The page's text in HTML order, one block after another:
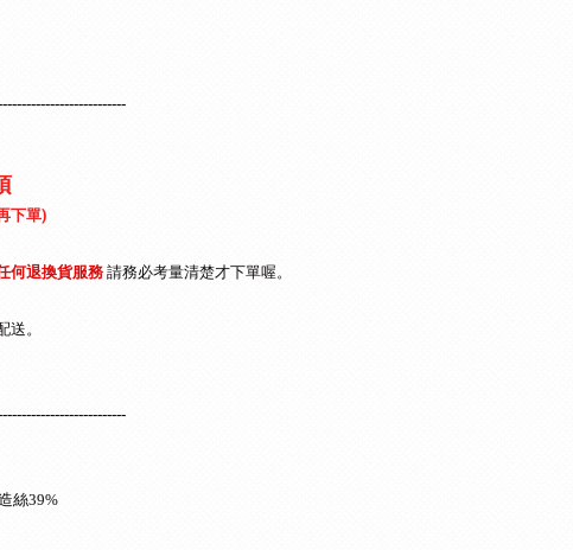
下單)
何退換貨服務 請務必考量清楚才下單喔。
。
絲39%